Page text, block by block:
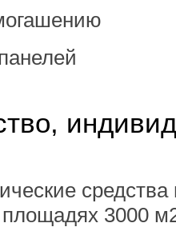
средства
3000